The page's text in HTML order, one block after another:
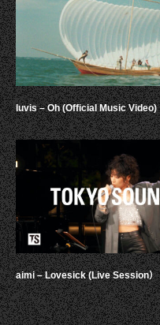
luvis – Oh (Official Music Video)
aimi – Lovesick (Live Session）